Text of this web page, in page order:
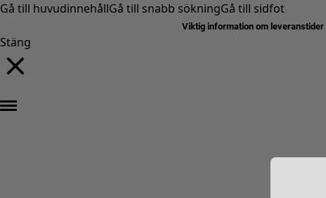
Gå till huvudinnehållGå till snabb sökningGå till sidfot
Viktig information om leveranstider
Stäng